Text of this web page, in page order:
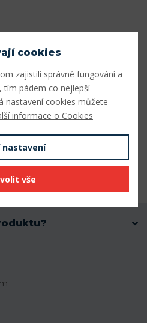
10
1308
cookies
zajistili správné fungování a
tím pádem co nejlepší
nastavení cookies můžete
informace o Cookies
nastavení
vše